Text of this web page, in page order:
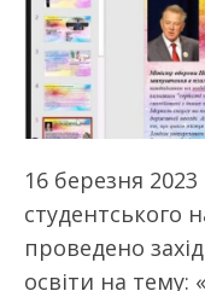
16 березня
студентського
проведено
освіти на тему: